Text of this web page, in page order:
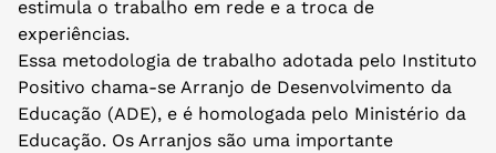
estimula o trabalho em rede e a troca de
experiências.
Essa metodologia de trabalho adotada pelo Instituto
Positivo chama-se Arranjo de Desenvolvimento da
Educação (ADE), e é homologada pelo Ministério da
Educação. Os Arranjos são uma importante